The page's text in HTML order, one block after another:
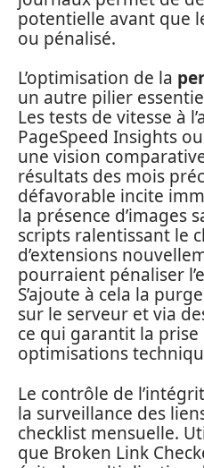
potentielle avant que
ou pénalisé.
L’optimisation de la
un autre pilier
Les tests de vitesse à
PageSpeed Insights
une vision
résultats des mois
défavorable incite
la présence d’images
scripts ralentissant le
d’extensions
pourraient pénaliser
S’ajoute à cela la
sur le serveur et via
ce qui garantit la
optimisations
Le contrôle de
la surveillance des
checklist mensuelle.
que Broken Link